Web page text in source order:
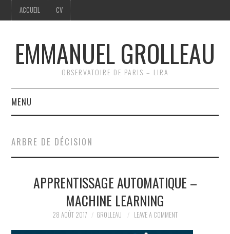
ACCUEIL CV
EMMANUEL GROLLEAU
OBSERVATOIRE DE PARIS – LIRA
MENU
CV
ARBRE DE DÉCISION
APPRENTISSAGE AUTOMATIQUE –
MACHINE LEARNING
28 AOÛT 2017 GROLLEAU LEAVE A COMMENT